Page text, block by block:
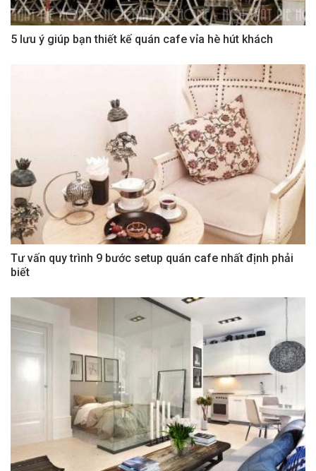
5 lưu ý giúp bạn thiết kế quán cafe vỉa hè hút khách
Tư vấn quy trình 9 bước setup quán cafe nhất định phải
biết